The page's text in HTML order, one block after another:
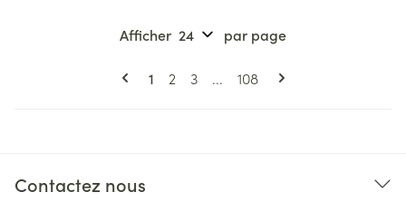
Pages
Vous lisez actuellement la page
1 Page
2 Page
3 ... Page
108
Afficher par page
Contactez nous